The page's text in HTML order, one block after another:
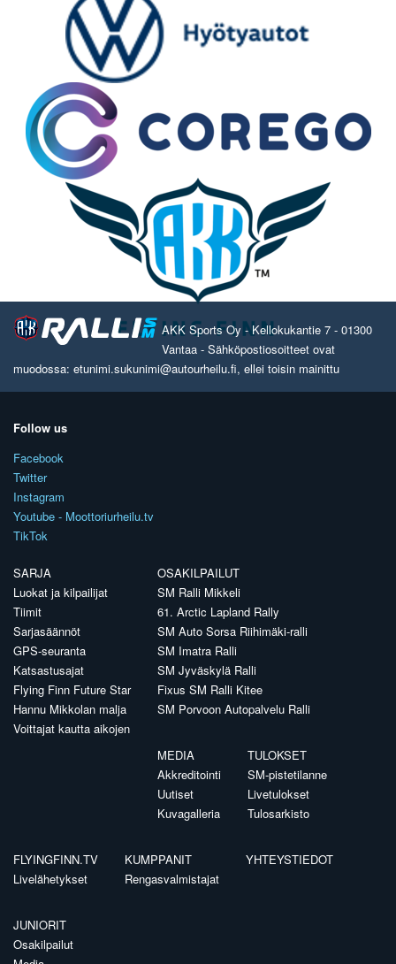
AKK Sports Oy - Kellokukantie 7 - 01300
Vantaa - Sähköpostiosoitteet ovat
muodossa: etunimi.sukunimi@autourheilu.fi, ellei toisin mainittu
Follow us
Facebook
Twitter
Instagram
Youtube - Moottoriurheilu.tv
TikTok
SARJA
Luokat ja kilpailijat
Tiimit
Sarjasäännöt
GPS-seuranta
Katsastusajat
Flying Finn Future Star
Hannu Mikkolan malja
Voittajat kautta aikojen
OSAKILPAILUT
SM Ralli Mikkeli
61. Arctic Lapland Rally
SM Auto Sorsa Riihimäki-ralli
SM Imatra Ralli
SM Jyväskylä Ralli
Fixus SM Ralli Kitee
SM Porvoon Autopalvelu Ralli
MEDIA
Akkreditointi
Uutiset
Kuvagalleria
TULOKSET
SM-pistetilanne
Livetulokset
Tulosarkisto
FLYINGFINN.TV
Livelähetykset
KUMPPANIT
Rengasvalmistajat
YHTEYSTIEDOT
JUNIORIT
Osakilpailut